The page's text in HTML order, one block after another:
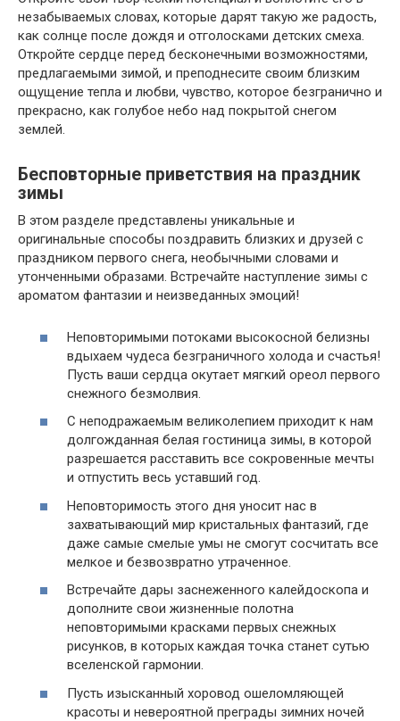
незабываемых словах, которые дарят такую же радость,
как солнце после дождя и отголосками детских смеха.
Откройте сердце перед бесконечными возможностями,
предлагаемыми зимой, и преподнесите своим близким
ощущение тепла и любви, чувство, которое безгранично и
прекрасно, как голубое небо над покрытой снегом
землей.
Бесповторные приветствия на праздник
зимы
В этом разделе представлены уникальные и
оригинальные способы поздравить близких и друзей с
праздником первого снега, необычными словами и
утонченными образами. Встречайте наступление зимы с
ароматом фантазии и неизведанных эмоций!
Неповторимыми потоками высокосной белизны
вдыхаем чудеса безграничного холода и счастья!
Пусть ваши сердца окутает мягкий ореол первого
снежного безмолвия.
С неподражаемым великолепием приходит к нам
долгожданная белая гостиница зимы, в которой
разрешается расставить все сокровенные мечты
и отпустить весь уставший год.
Неповторимость этого дня уносит нас в
захватывающий мир кристальных фантазий, где
даже самые смелые умы не смогут сосчитать все
мелкое и безвозвратно утраченное.
Встречайте дары заснеженного калейдоскопа и
дополните свои жизненные полотна
неповторимыми красками первых снежных
рисунков, в которых каждая точка станет сутью
вселенской гармонии.
Пусть изысканный хоровод ошеломляющей
красоты и невероятной преграды зимних ночей